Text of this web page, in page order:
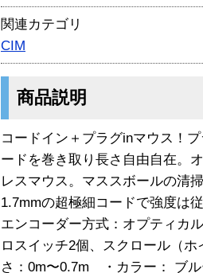
関連カテゴリ
CIM
商品説明
コードイン＋プラグinマウス！
ードを巻き取り長さ自由自在。
レスマウス。マススボールの清
1.7mmの超極細コードで強度は
エンコーダー方式：オプティカ
ロスイッチ2個、スクロール（
さ：0m〜0.7m ・カラー： ブ